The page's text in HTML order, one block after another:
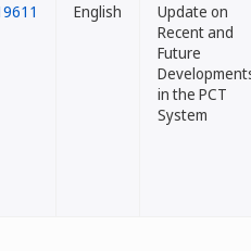
English
Update on
Recent and
Future
in the PCT
System